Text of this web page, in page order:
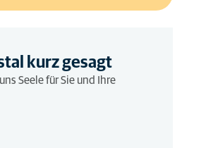
kurz gesagt
Seele für Sie und Ihre